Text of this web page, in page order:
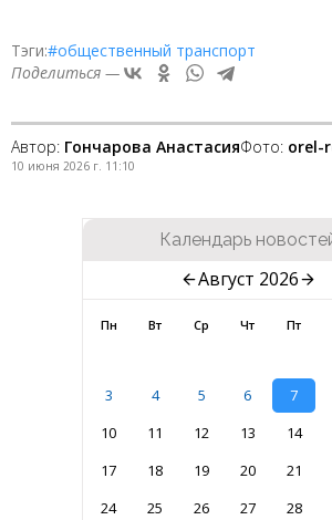
Тэги:#общественный транспорт
Поделиться —
Автор: Гончарова АнастасияФото: orel-
10 июня 2026 г. 11:10
Календарь
Август 2026
Пн Вт Ср Чт Пт
3
4 5 6 7
10
11 12 13 14
17
18 19 20 21
24
25 26 27 28